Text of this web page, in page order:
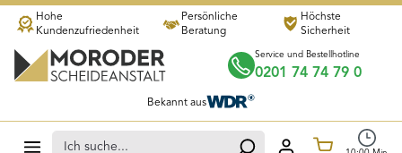
Zum Hauptinhalt springen
Hohe
Kundenzufriedenheit
Persönliche
Beratung
Höchste
Sicherheit
Service und Bestellhotline
0201 74 74 79 0
Bekannt aus